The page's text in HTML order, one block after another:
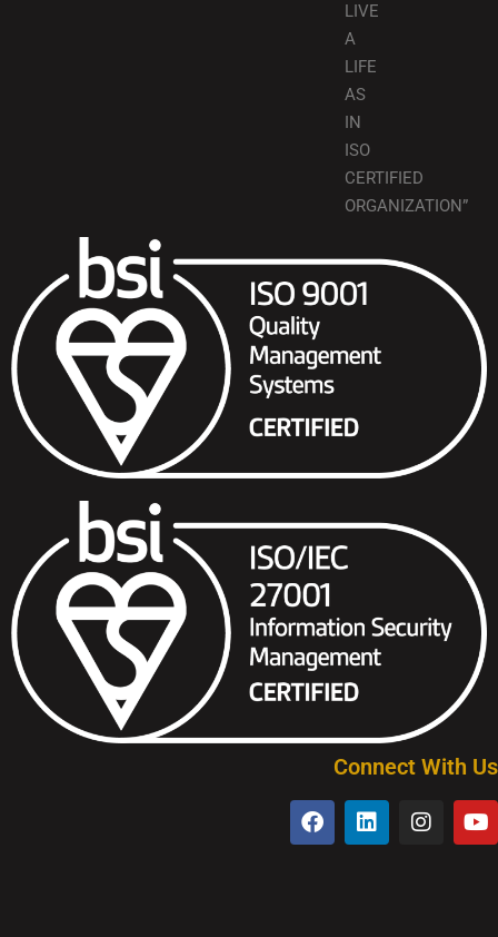
LIVE
A
LIFE
AS
IN
ISO
CERTIFIED
ORGANIZATION”
Connect With Us